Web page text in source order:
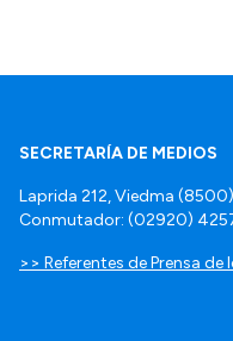
SECRETARÍA DE MEDIOS
Laprida 212, Viedma
Conmutador: (02920)
>> Referentes de Prensa